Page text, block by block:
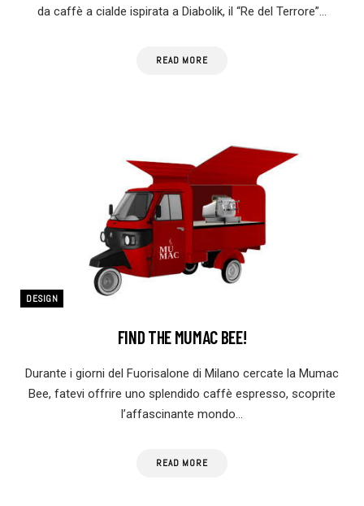
da caffè a cialde ispirata a Diabolik, il “Re del Terrore”…
READ MORE
DESIGN
FIND THE MUMAC BEE!
Durante i giorni del Fuorisalone di Milano cercate la Mumac
Bee, fatevi offrire uno splendido caffè espresso, scoprite
l’affascinante mondo…
READ MORE